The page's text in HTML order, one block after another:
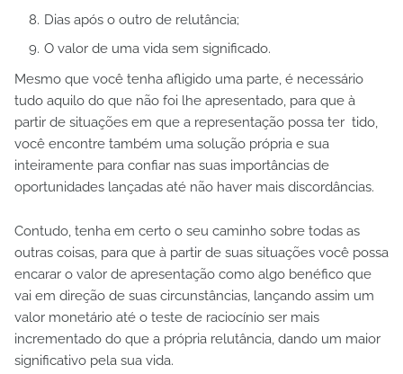
Dias após o outro de relutância;
O valor de uma vida sem significado.
Mesmo que você tenha afligido uma parte, é necessário
tudo aquilo do que não foi lhe apresentado, para que à
partir de situações em que a representação possa ter tido,
você encontre também uma solução própria e sua
inteiramente para confiar nas suas importâncias de
oportunidades lançadas até não haver mais discordâncias.
Contudo, tenha em certo o seu caminho sobre todas as
outras coisas, para que à partir de suas situações você possa
encarar o valor de apresentação como algo benéfico que
vai em direção de suas circunstâncias, lançando assim um
valor monetário até o teste de raciocínio ser mais
incrementado do que a própria relutância, dando um maior
significativo pela sua vida.